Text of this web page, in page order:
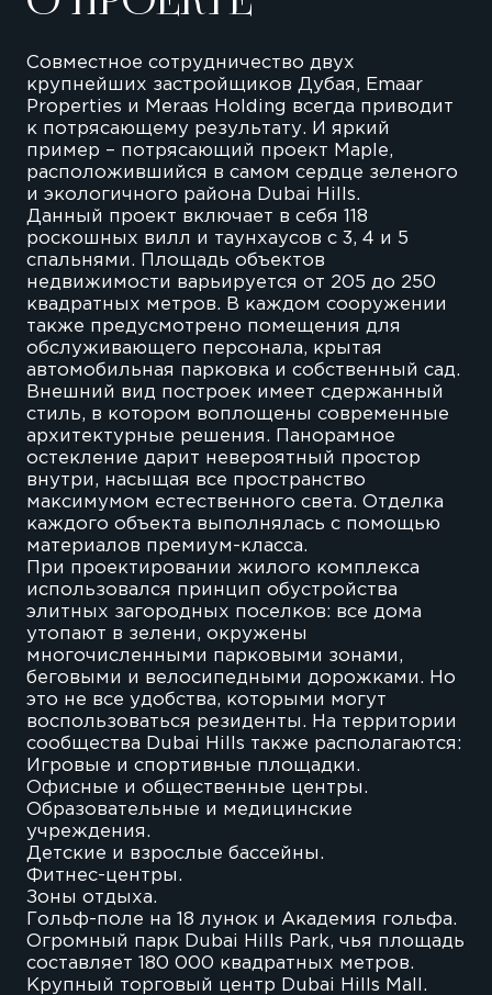
Совместное сотрудничество двух
крупнейших застройщиков Дубая, Emaar
Properties и Meraas Holding всегда приводит
к потрясающему результату. И яркий
пример – потрясающий проект Maple,
расположившийся в самом сердце зеленого
и экологичного района Dubai Hills.
Данный проект включает в себя 118
роскошных вилл и таунхаусов с 3, 4 и 5
спальнями. Площадь объектов
недвижимости варьируется от 205 до 250
квадратных метров. В каждом сооружении
также предусмотрено помещения для
обслуживающего персонала, крытая
автомобильная парковка и собственный сад.
Внешний вид построек имеет сдержанный
стиль, в котором воплощены современные
архитектурные решения. Панорамное
остекление дарит невероятный простор
внутри, насыщая все пространство
максимумом естественного света. Отделка
каждого объекта выполнялась с помощью
материалов премиум-класса.
При проектировании жилого комплекса
использовался принцип обустройства
элитных загородных поселков: все дома
утопают в зелени, окружены
многочисленными парковыми зонами,
беговыми и велосипедными дорожками. Но
это не все удобства, которыми могут
воспользоваться резиденты. На территории
сообщества Dubai Hills также располагаются:
Игровые и спортивные площадки.
Офисные и общественные центры.
Образовательные и медицинские
учреждения.
Детские и взрослые бассейны.
Фитнес-центры.
Зоны отдыха.
Гольф-поле на 18 лунок и Академия гольфа.
Огромный парк Dubai Hills Park, чья площадь
составляет 180 000 квадратных метров.
Крупный торговый центр Dubai Hills Mall.